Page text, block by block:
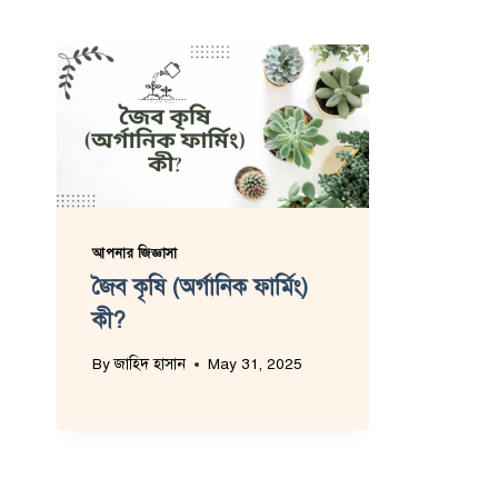
আপনার জিজ্ঞাসা
জৈব কৃষি (অর্গানিক ফার্মিং)
কী?
Byজাহিদ হাসান May 31, 2025